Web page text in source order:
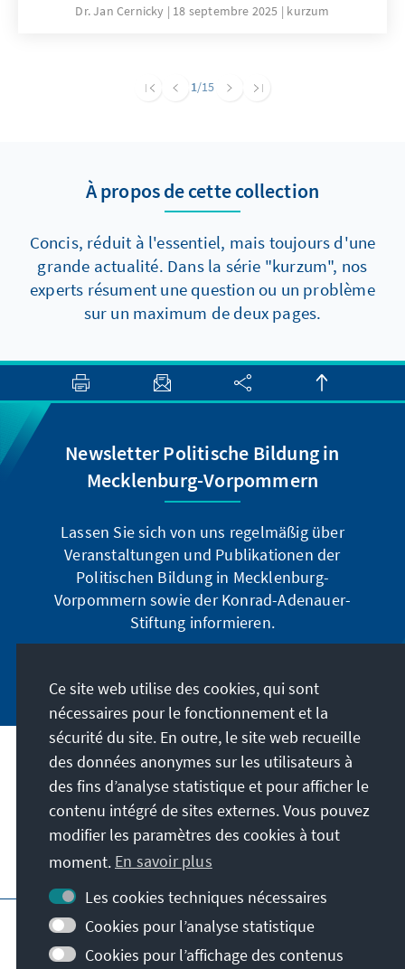
Kürzung von Leistungen abgelehnt. Eine
adressiert, sollte zwar weiter das Ziel sein,
aber zumindest zwei Elemente, die auch
kurzfristig politisch durchsetzbar sein sollten.
Dr. Jan Cernicky 18 septembre 2025 kurzum
1/15
À propos de cette collection
Concis, réduit à l'essentiel, mais toujours d'une
grande actualité. Dans la série "kurzum", nos
experts résument une question ou un problème
sur un maximum de deux pages.
Newsletter Politische Bildung in
Mecklenburg-Vorpommern
Lassen Sie sich von uns regelmäßig über
Veranstaltungen und Publikationen der
Politischen Bildung in Mecklenburg-
Vorpommern sowie der Konrad-Adenauer-
Stiftung informieren.
Adresse
Contact
Visitez aussi
Page principale de la KAS
Impressum
Protection des données
Conditions d'utilisation
Ce site web utilise des cookies, qui sont
nécessaires pour le fonctionnement et la
sécurité du site. En outre, le site web recueille
des données anonymes sur les utilisateurs à
des fins d’analyse statistique et pour afficher le
contenu intégré de sites externes. Vous pouvez
modifier les paramètres des cookies à tout
moment. En savoir plus
Les cookies techniques nécessaires
Cookies pour l’analyse statistique
Cookies pour l’affichage des contenus